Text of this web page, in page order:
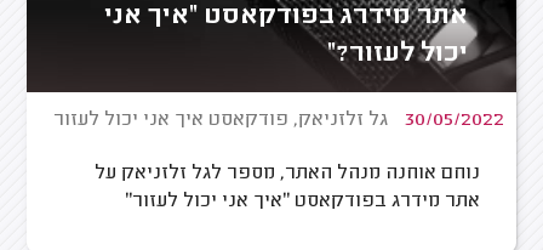
אתר מידרג בפודקאסט "איך אני
יכול לעזור?"
30/05/2022 גל זלזניאק, פודקאסט איך אני יכול לעזור
נוחם אוחנה מנהל האתר, מספר לגל זלזניאק על
אתר מידרג בפודקאסט "איך אני יכול לעזור"